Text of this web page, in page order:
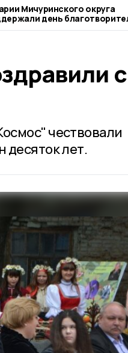
Мичуринского округа
день благотворительного
с
чествовали
десяток лет.